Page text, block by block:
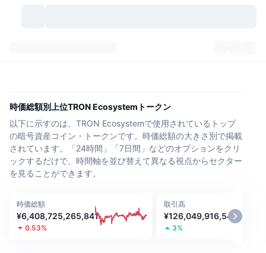
カテゴリー
過去のスナップショット
利回り
市況概要
現物市場
ビットコイントレジャリー
シグナル New
人気急上昇
値上がり銘柄
取引所
中央集権型取引所
デリバティブ
コミュニティ
トピック
API
プロダクト
時価総額別上位TRON Ecosystemトークン
以下に示すのは、TRON Ecosystemで使用されているトップ
の暗号資産コイン・トークンです。時価総額の大きさ別で掲載
されています。「24時間」「7日間」などのオプションをクリ
ックするだけで、時間軸を並び替えて異なる視点からセクター
を見ることができます。
時価総額
¥6,408,725,265,841
0.53%
取引高
¥126,049,916,542
3%